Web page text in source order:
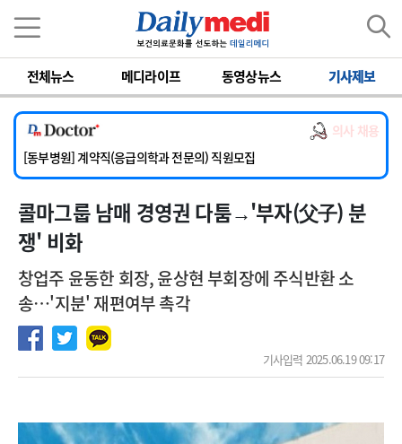
전체뉴스 메디라이프 동영상뉴스 기사제보
의사 채용
[서울아산병원] 2026년 하반기 인턴 모집
[영남대학교의료원] 마취통증의학과 임기제 임상의사 채용
[충남대학교병원] 소아청소년과(소아응급전담) 계약직 의사 공개채용
[동부병원] 계약직(응급의학과 전문의) 직원모집
[이대목동병원] 하반기 전공의(레지던트1년차) 모집
[서울아산병원] 2026년 하반기 인턴 모집
[영남대학교의료원] 마취통증의학과 임기제 임상의사 채용
콜마그룹 남매 경영권 다툼→'부자(父子) 분
쟁' 비화
창업주 윤동한 회장, 윤상현 부회장에 주식반환 소
송…'지분' 재편여부 촉각
기사입력 2025.06.19 09:17